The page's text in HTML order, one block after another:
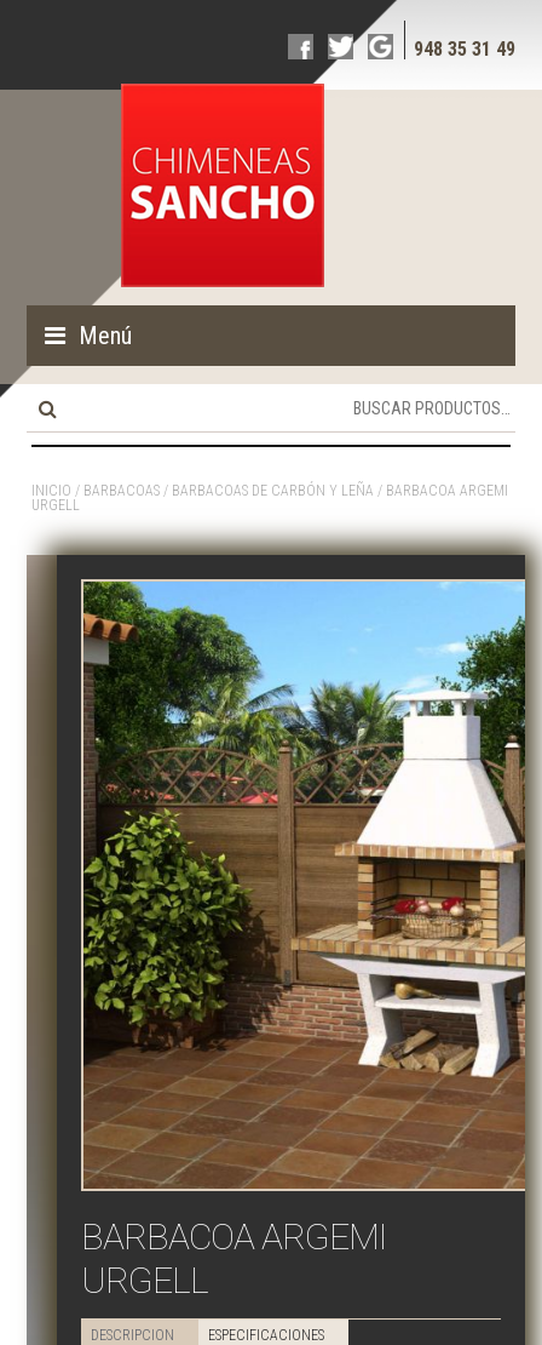
948 35 31 49
Menú
por:
INICIO / BARBACOAS / BARBACOAS DE CARBÓN Y LEÑA / BARBACOA ARGEMI
URGELL
BARBACOA ARGEMI
URGELL
DESCRIPCION ESPECIFICACIONES